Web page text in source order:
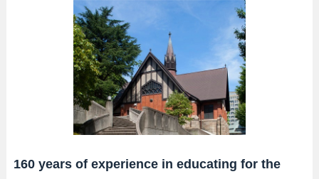
160 years of experience in educating for the